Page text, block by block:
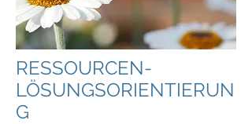
RESSOURCEN-
LÖSUNGSORIENTIERUN
G